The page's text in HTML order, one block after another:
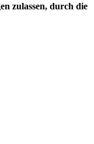
zulassen, durch die